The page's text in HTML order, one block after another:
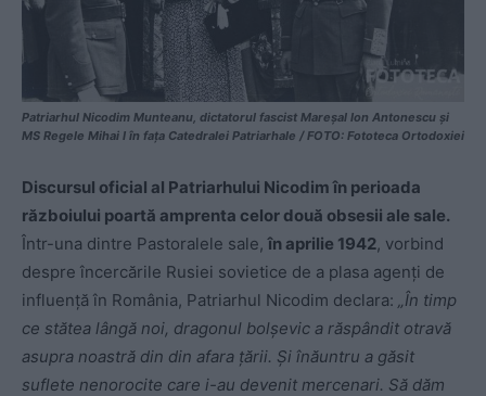
Patriarhul Nicodim Munteanu, dictatorul fascist Mareșal Ion Antonescu și
MS Regele Mihai I în fața Catedralei Patriarhale / FOTO: Fototeca Ortodoxiei
Discursul oficial al Patriarhului Nicodim în perioada
războiului poartă amprenta celor două obsesii ale sale.
Într-una dintre Pastoralele sale,în aprilie 1942, vorbind
despre încercările Rusiei sovietice de a plasa agenți de
influență în România, Patriarhul Nicodim declara:
„În timp
ce stătea lângă noi, dragonul bolșevic a răspândit otravă
asupra noastră din din afara țării. Și înăuntru a găsit
suflete nenorocite care i-au devenit mercenari. Să dăm